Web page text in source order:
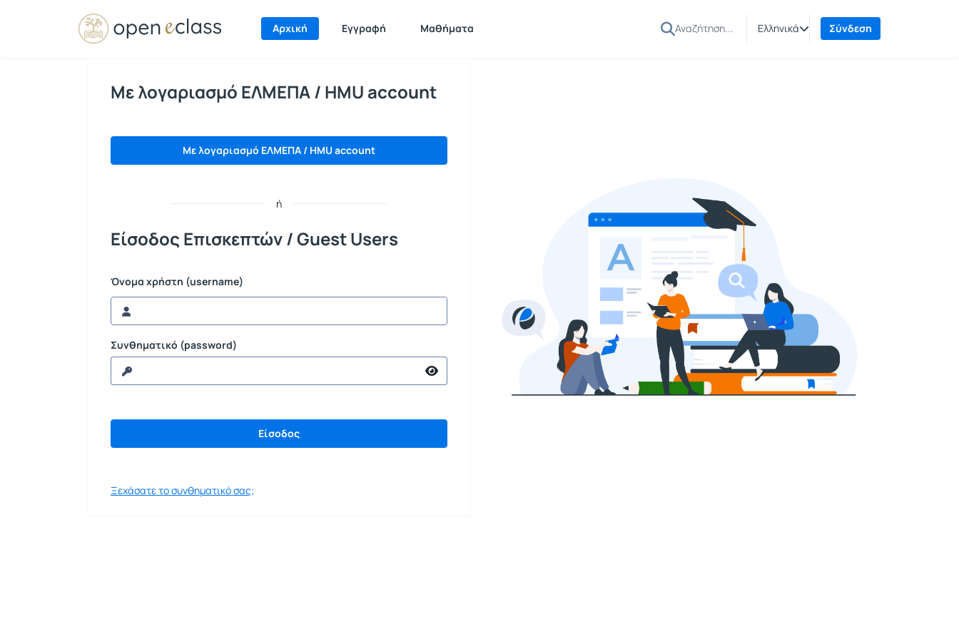
Αρχική Εγγραφή Μαθήματα Ελληνικά Σύνδεση
Σύνδεση
Με λογαριασμό ΕΛΜΕΠΑ / HMU account
Με λογαριασμό ΕΛΜΕΠΑ / HMU account
ή
Είσοδος Επισκεπτών / Guest Users
Όνομα χρήστη (username)
Συνθηματικό (password)
Ξεχάσατε το συνθηματικό σας;